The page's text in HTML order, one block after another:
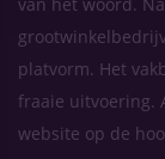
platvorm. Het
fraaie uitvoering.
website op de